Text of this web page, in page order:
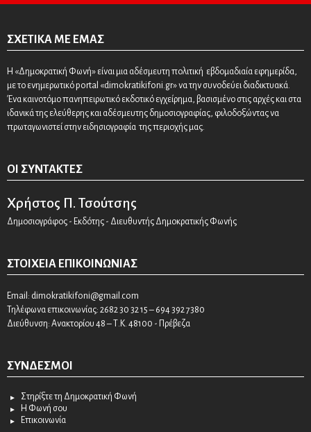
ΣΧΕΤΙΚΆ ΜΕ ΕΜΆΣ
Η «Δημοκρατική Φωνή» είναι μια αδέσμευτη πολιτική εβδομαδιαία εφημερίδα,
με το ενημερωτικό portal «dimokratikifoni.gr» να την συνοδεύει διαδικτυακά.
Ένα καινοτόμο πανηπειρωτικό εκδοτικό εγχείρημα, βασισμένο στις αρχές και στα
ιδανικά της ελεύθερης και αδέσμευτης δημοσιογραφίας, φιλοδοξώντας να
πρωταγωνιστεί στην ειδησιογραφία της περιοχής μας.
ΟΙ ΣΥΝΤΆΚΤΕΣ
Χρήστος Π. Τσούτσης
Δημοσιογράφος - Εκδότης - Διευθυντής Δημοκρατικής Φωνής
ΣΤΟΙΧΕΊΑ ΕΠΙΚΟΙΝΩΝΊΑΣ
Email: dimokratikifoni@gmail.com
Τηλέφωνα επικοινωνίας: 2682 30 32 15 – 694 392 7380
Διεύθυνση: Ανακτορίου 48 – Τ.Κ. 48100 - Πρέβεζα
ΣΎΝΔΕΣΜΟΙ
Στηρίξτε τη Δημοκρατική Φωνή
Η Φωνή σου
Επικοινωνία